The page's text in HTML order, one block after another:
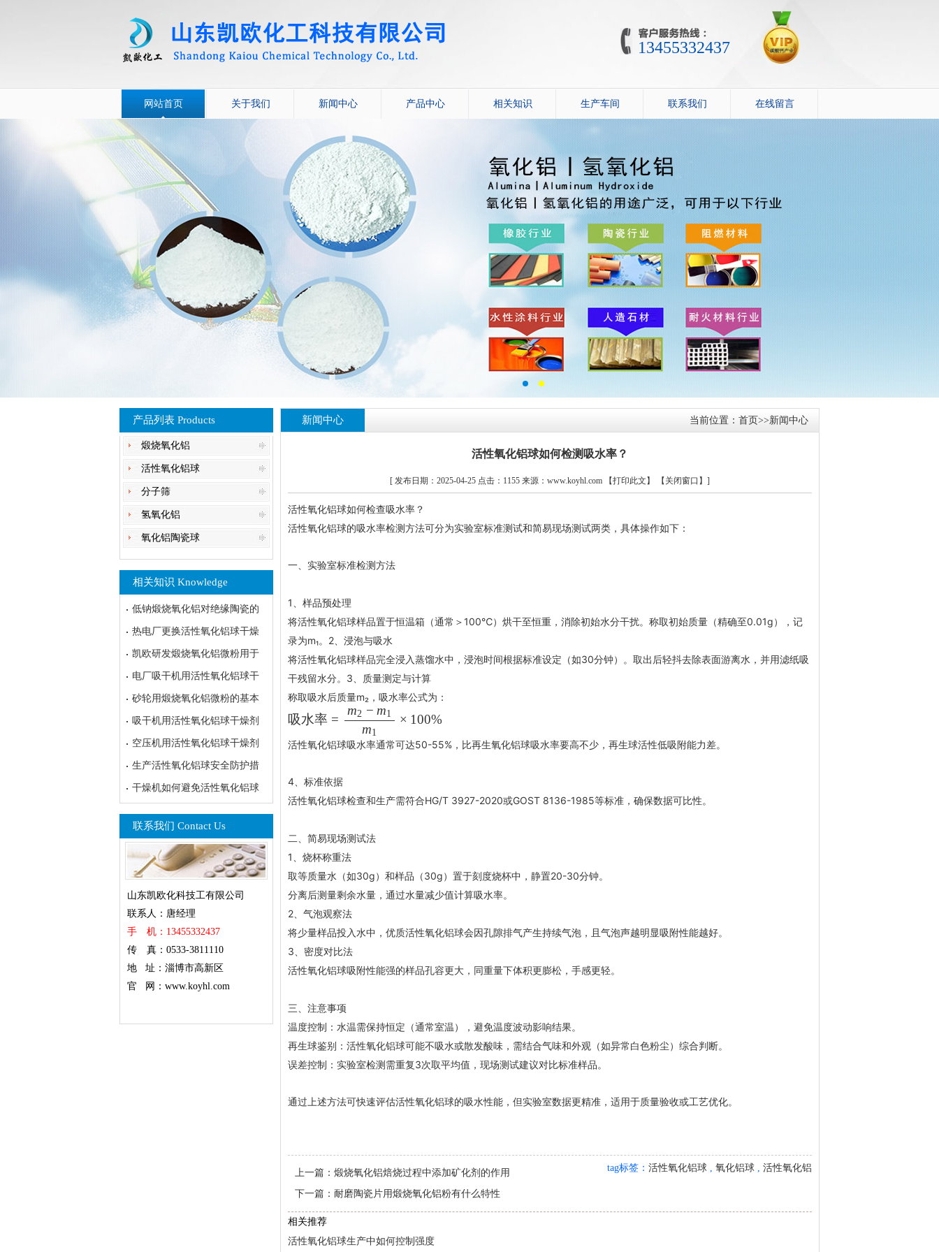
13455332437
网站首页 关于我们 新闻中心 产品中心 相关知识 生产车间 联系我们 在线留言
产品列表 Products
煅烧氧化铝
活性氧化铝球
分子筛
氢氧化铝
氧化铝陶瓷球
相关知识 Knowledge
低钠煅烧氧化铝对绝缘陶瓷的
热电厂更换活性氧化铝球干燥
凯欧研发煅烧氧化铝微粉用于
电厂吸干机用活性氧化铝球干
砂轮用煅烧氧化铝微粉的基本
吸干机用活性氧化铝球干燥剂
空压机用活性氧化铝球干燥剂
生产活性氧化铝球安全防护措
干燥机如何避免活性氧化铝球
联系我们 Contact Us
山东凯欧化科技工有限公司
联系人：唐经理
手 机：13455332437
传 真：0533-3811110
地 址：淄博市高新区
官 网：www.koyhl.com
新闻中心 当前位置： 首页>>新闻中心
活性氧化铝球如何检测吸水率？
[ 发布日期：2025-04-25 点击：1155 来源：www.koyhl.com 【打印此文】 【关闭窗口】 ]
活性氧化铝球如何检查吸水率？
活性氧化铝球的吸水率检测方法可分为实验室标准测试和简易现场测试两类，具体操作如下：
一、实验室标准检测方法
1、样品预处理‌
将活性氧化铝球样品置于恒温箱（通常＞100℃）烘干至恒重，消除初始水分干扰。 称取初始质量（精确至0.01g），记
录为m₁。 2、浸泡与吸水‌
将活性氧化铝球样品完全浸入蒸馏水中，浸泡时间根据标准设定（如30分钟）。 取出后轻抖去除表面游离水，并用滤纸吸
干残留水分。 3、质量测定与计算‌
称取吸水后质量m₂，吸水率公式为：
吸水率 =
m1
m2 − m1 × 100%
活性氧化铝球吸水率通常可达50-55%，比再生氧化铝球吸水率要高不少，再生球活性低吸附能力差。
4、标准依据‌
活性氧化铝球检查和生产需符合HG/T 3927-2020或GOST 8136-1985等标准，确保数据可比性。
二、简易现场测试法
1、烧杯称重法‌
取等质量水（如30g）和样品（30g）置于刻度烧杯中，静置20-30分钟。
分离后测量剩余水量，通过水量减少值计算吸水率。
2、气泡观察法‌
将少量样品投入水中，优质活性氧化铝球会因孔隙排气产生持续气泡，且气泡声越明显吸附性能越好。
3、密度对比法‌
活性氧化铝球吸附性能强的样品孔容更大，同重量下体积更膨松，手感更轻。
三、注意事项
温度控制‌：水温需保持恒定（通常室温），避免温度波动影响结果。
再生球鉴别‌：活性氧化铝球可能不吸水或散发酸味，需结合气味和外观（如异常白色粉尘）综合判断。
误差控制‌：实验室检测需重复3次取平均值，现场测试建议对比标准样品。
通过上述方法可快速评估活性氧化铝球的吸水性能，但实验室数据更精准，适用于质量验收或工艺优化。
tag标签： 活性氧化铝球 氧化铝球 活性氧化铝
上一篇： 煅烧氧化铝焙烧过程中添加矿化剂的作用
下一篇： 耐磨陶瓷片用煅烧氧化铝粉有什么特性
相关推荐
活性氧化铝球生产中如何控制强度